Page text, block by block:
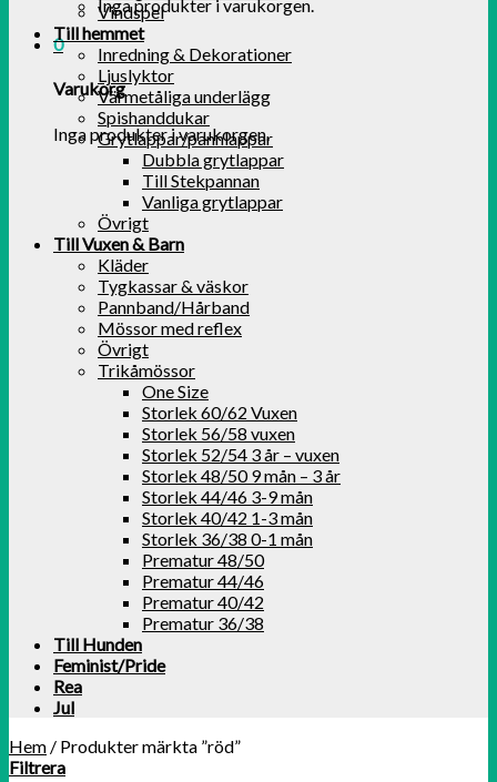
Inga produkter i varukorgen.
0
Varukorg
Inga produkter i varukorgen.
Vindspel
Till hemmet
Inredning & Dekorationer
Ljuslyktor
Värmetåliga underlägg
Spishanddukar
Grytlappar/pannlappar
Dubbla grytlappar
Till Stekpannan
Vanliga grytlappar
Övrigt
Till Vuxen & Barn
Kläder
Tygkassar & väskor
Pannband/Hårband
Mössor med reflex
Övrigt
Trikåmössor
One Size
Storlek 60/62 Vuxen
Storlek 56/58 vuxen
Storlek 52/54 3 år – vuxen
Storlek 48/50 9 mån – 3 år
Storlek 44/46 3-9 mån
Storlek 40/42 1-3 mån
Storlek 36/38 0-1 mån
Prematur 48/50
Prematur 44/46
Prematur 40/42
Prematur 36/38
Till Hunden
Feminist/Pride
Rea
Jul
Hem / Produkter märkta ”röd”
Filtrera